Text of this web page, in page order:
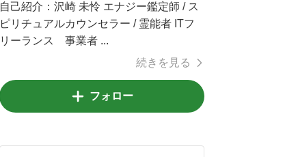
自己紹介： 沢崎 未怜 エナジー鑑定師 / ス
ピリチュアルカウンセラー / 霊能者 ITフ
リーランス 事業者 ...
続きを見る
フォロー